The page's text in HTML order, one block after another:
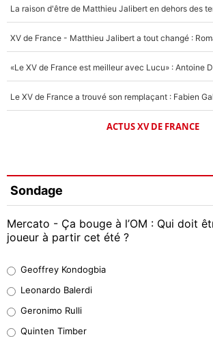
ACTUS XV DE FRANCE
Sondage
Mercato - Ça bouge à l’OM : Qui doit
joueur à partir cet été ?
38%
32%
Geoffrey Kondogbia
Leonardo Balerdi
Geronimo Rulli
Quinten Timber